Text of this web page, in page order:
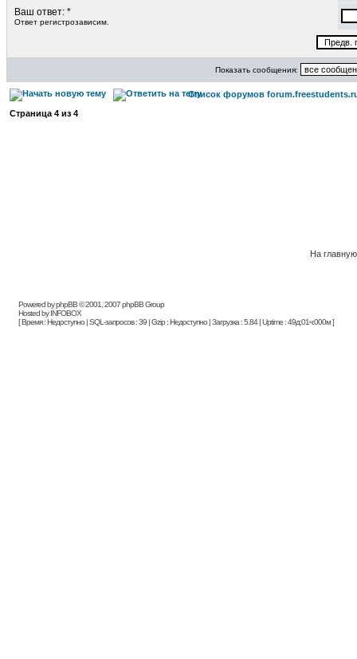
Ваш ответ: *
Ответ регистрозависим.
Показать сообщения:
Список форумов
Страница 4 из 4
На главную
Powered by phpBB © 2001, 2007 phpBB Group
Hosted by INFOBOX
[ Время : Недоступно | SQL-запросов : 39 | Gzip : Недоступно | Загрузка : 5.84 | Uptime : 49д:01ч:000м ]